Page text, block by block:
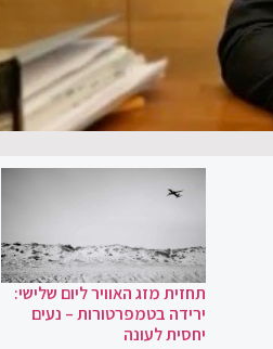
תחזית מזג האוויר ליום שלישי:
ירידה בטמפרטורות – נעים
יחסית לעונה